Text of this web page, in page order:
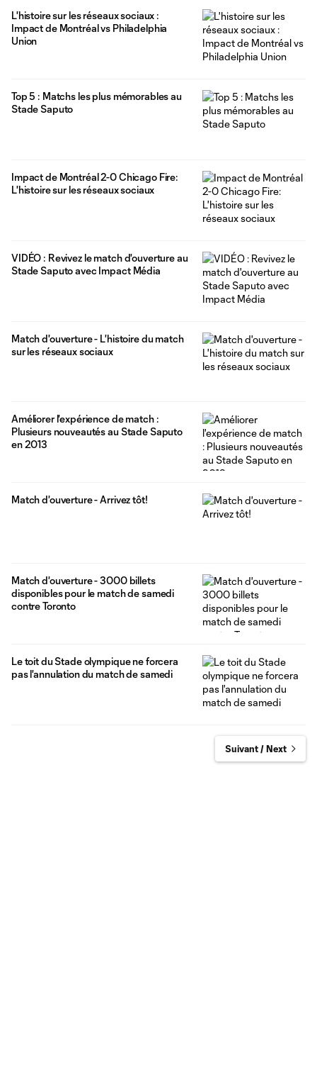
L'histoire sur les réseaux sociaux :
Impact de Montréal vs Philadelphia
Union
Top 5 : Matchs les plus mémorables au
Stade Saputo
Impact de Montréal 2-0 Chicago Fire:
L'histoire sur les réseaux sociaux
VIDÉO : Revivez le match d'ouverture au
Stade Saputo avec Impact Média
Match d'ouverture - L'histoire du match
sur les réseaux sociaux
Améliorer l'expérience de match :
Plusieurs nouveautés au Stade Saputo
en 2013
Match d'ouverture - Arrivez tôt!
Match d'ouverture - 3000 billets
disponibles pour le match de samedi
contre Toronto
Le toit du Stade olympique ne forcera
pas l'annulation du match de samedi
Suivant / Next